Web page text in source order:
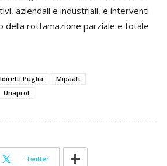
aziendali e industriali, e interventi
della rottamazione parziale e totale
Puglia
Mipaaft
Unaprol
Twitter